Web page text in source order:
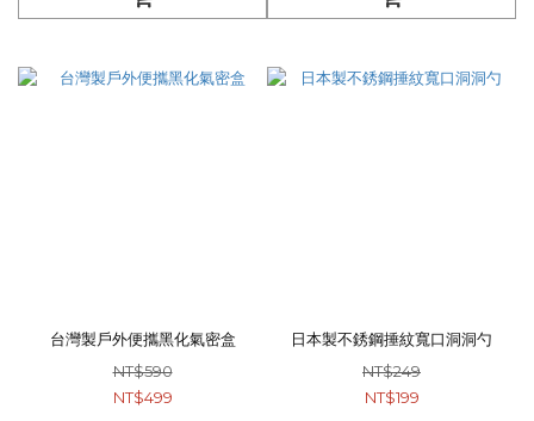
台灣製戶外便攜黑化氣密盒
NT$590
NT$499
日本製不銹鋼捶紋寬口洞洞勺
NT$249
NT$199